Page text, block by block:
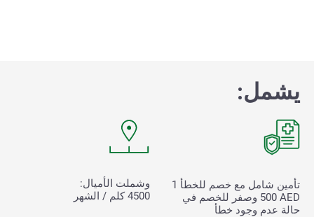
يشمل:
تأمين شامل مع خصم للخطأ 1
500 AED وصفر للخصم في
حالة عدم وجود خطأ
وشملت الأميال:
4500 كلم / الشهر